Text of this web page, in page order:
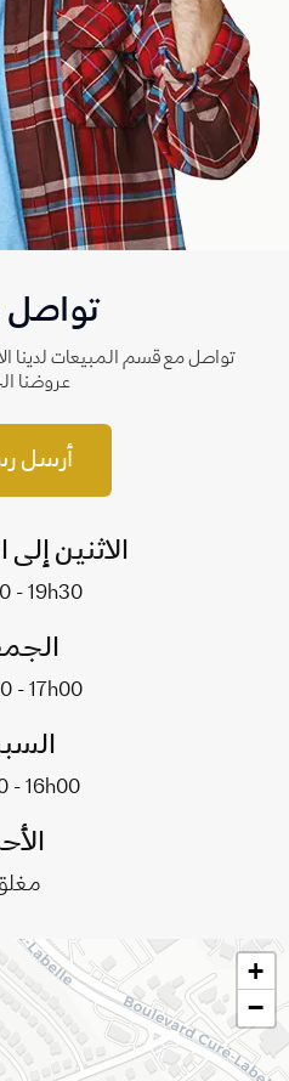
تواصل
تواصل مع قسم المبيعات لدينا
عروضنا
أرسل
الاثنين
- 19h30
- 17h00
- 16h00
+
−